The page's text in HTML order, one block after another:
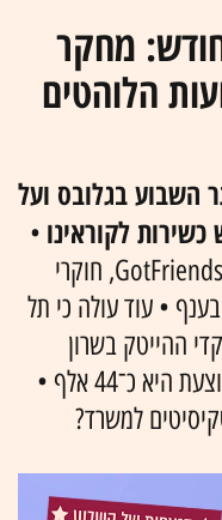
מחקר
הלוהטים
השבוע בגלובס ועל
לקוראינו •
לפי מחקר חדש של חברת ההשמה GotFriends, חוקרי
• עוד עולה כי תל
ההייטק בשרון
ובפתח תקווה - שם המשכורת הממוצעת היא כ־44 אלף •
למשרד?